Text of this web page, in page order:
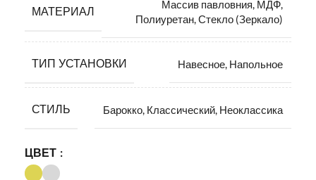
МАТЕРИАЛ
Массив павловния, МДФ,
Полиуретан,Стекло (Зеркало)
ТИП УСТАНОВКИ Навесное, Напольное
СТИЛЬ Барокко, Классический, Неоклассика
ЦВЕТ